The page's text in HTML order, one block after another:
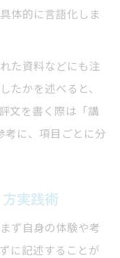
体的に言語化しま
た資料などにも注
たかを述べると、
文を書く際は「講
考に、項目ごとに分
実践術
ず自身の体験や考
に記述することが